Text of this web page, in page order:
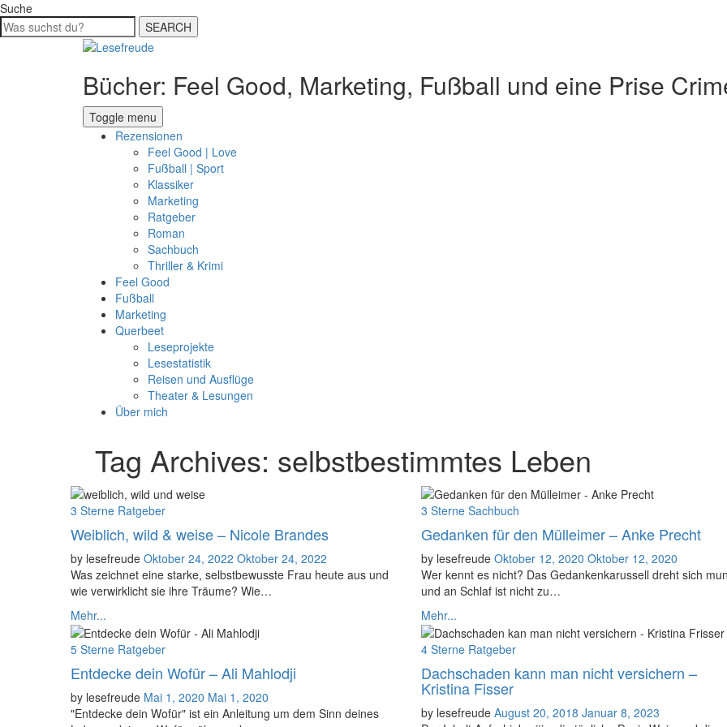
Suche
SEARCH
Bücher: Feel Good, Marketing, Fußball und eine Prise
Toggle menu
Rezensionen
Feel Good | Love
Fußball | Sport
Klassiker
Marketing
Ratgeber
Roman
Sachbuch
Thriller & Krimi
Feel Good
Fußball
Marketing
Querbeet
Leseprojekte
Lesestatistik
Reisen und Ausflüge
Theater & Lesungen
Über mich
Tag Archives: selbstbestimmtes Leben
Categories
3 Sterne Ratgeber
Weiblich, wild & weise – Nicole Brandes
by lesefreude Posted
on
Oktober 24, 2022 Oktober 24, 2022
Was zeichnet eine starke, selbstbewusste Frau heute aus und
wie verwirklicht sie ihre Träume? Wie…
Mehr...
Categories
3 Sterne Sachbuch
Gedanken für den Mülleimer – Anke Precht
by lesefreudePosted
on
Oktober 12, 2020 Oktober 12, 2020
Wer kennt es nicht? Das Gedankenkarussell dreht sich
und an Schlaf ist nicht zu…
Mehr...
Categories
5 Sterne Ratgeber
Entdecke dein Wofür – Ali Mahlodji
by lesefreude Posted
on
Mai 1, 2020 Mai 1, 2020
"Entdecke dein Wofür" ist ein Anleitung um dem Sinn deines
Categories
4 Sterne Ratgeber
Dachschaden kann man nicht versichern –
Kristina Fisser
by lesefreudePosted
August 20, 2018 Januar 8, 2023